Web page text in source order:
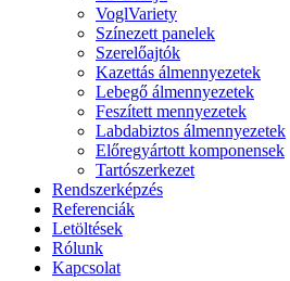
VoglVariety
Színezett panelek
Szerelőajtók
Kazettás álmennyezetek
Lebegő álmennyezetek
Feszített mennyezetek
Labdabiztos álmennyezetek
Előregyártott komponensek
Tartószerkezet
Rendszerképzés
Referenciák
Letöltések
Rólunk
Kapcsolat